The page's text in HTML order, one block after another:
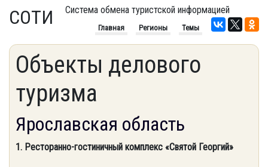
СОТИ Система обмена туристской информацией
Главная Регионы Темы
Объекты делового
туризма
Ярославская область
1. Ресторанно-гостиничный комплекс «Святой Георгий»